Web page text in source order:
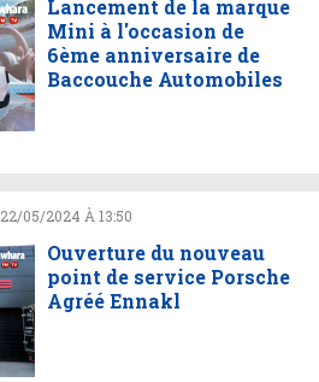
Lancement de la marque
Mini à l'occasion de
6ème anniversaire de
Baccouche Automobiles
22/05/2024 À 13:50
Ouverture du nouveau
point de service Porsche
Agréé Ennakl